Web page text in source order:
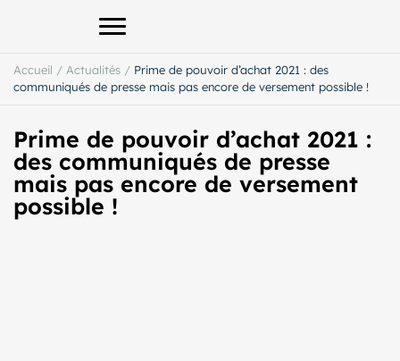
Afficher le menu principal
Accueil / Actualités / Prime de pouvoir d’achat 2021 : des
communiqués de presse mais pas encore de versement possible !
Prime de pouvoir d’achat 2021 :
des communiqués de presse
mais pas encore de versement
possible !